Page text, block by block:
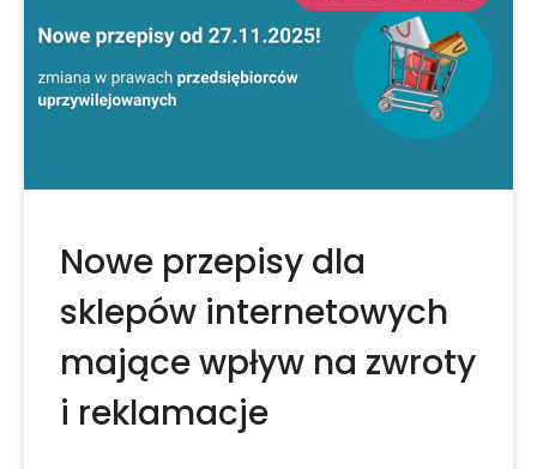
Nowe przepisy dla
sklepów internetowych
mające wpływ na zwroty
i reklamacje